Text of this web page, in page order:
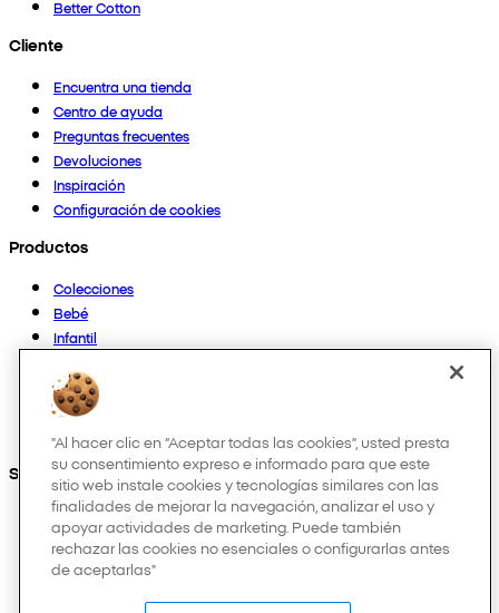
Better Cotton
Cliente
Encuentra una tienda
Centro de ayuda
Preguntas frecuentes
Devoluciones
Inspiración
Configuración de cookies
Productos
Colecciones
Bebé
Infantil
Mujer
Hombre
Otros
Síguenos en:
"Al hacer clic en “Aceptar todas las cookies”, usted presta
su consentimiento expreso e informado para que este
sitio web instale cookies y tecnologías similares con las
finalidades de mejorar la navegación, analizar el uso y
apoyar actividades de marketing. Puede también
rechazar las cookies no esenciales o configurarlas antes
de aceptarlas"